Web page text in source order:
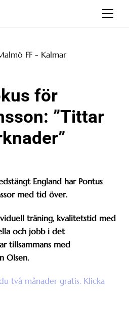
för
”Tittar
England har Pontus
med tid över.
träning, kvalitetstid med
och jobb i det
tillsammans med
Olsen.
två månader gratis. Klicka